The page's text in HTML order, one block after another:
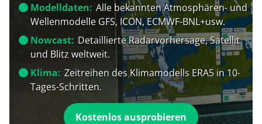
Modelldaten: Alle bekannten Atmosphären- und
Wellenmodelle GFS, ICON, ECMWF-BNL+usw.
Nowcast: Detaillierte Radarvorhersage, Satellit
und Blitz weltweit.
Klima: Zeitreihen des Klimamodells ERA5 in 10-
Tages-Schritten.
Kostenlos ausprobieren